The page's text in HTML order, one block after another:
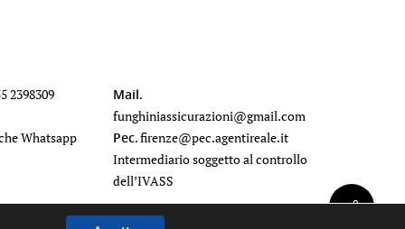
2398309
Whatsapp
Mail.
funghiniassicurazioni@gmail.com
Pec.firenze@pec.agentireale.it
Intermediario soggetto al controllo
dell’IVASS